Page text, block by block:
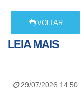
VOLTAR
LEIA MAIS
29/07/2026 14:50